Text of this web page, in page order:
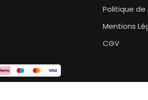
Politique
Mentions
CGV